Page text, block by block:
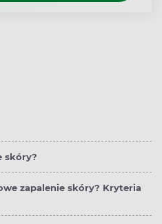
skóry?
zapalenie skóry? Kryteria